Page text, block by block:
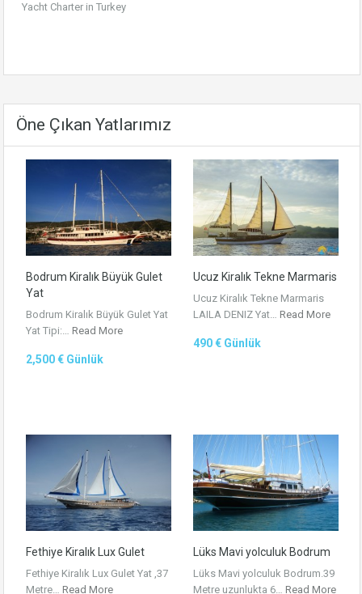
Yacht Charter in Turkey
Öne Çıkan Yatlarımız
Bodrum Kiralık Büyük Gulet
Yat
Bodrum Kiralık Büyük Gulet Yat
Yat Tipi:… Read More
2,500 € Günlük
Ucuz Kiralık Tekne Marmaris
Ucuz Kiralık Tekne Marmaris
LAILA DENIZ Yat… Read More
490 € Günlük
Fethiye Kiralık Lux Gulet
Fethiye Kiralık Lux Gulet Yat ,37
Metre… Read More
Lüks Mavi yolculuk Bodrum
Lüks Mavi yolculuk Bodrum.39
Metre uzunlukta 6… Read More